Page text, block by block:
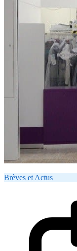
Brèves et Actus